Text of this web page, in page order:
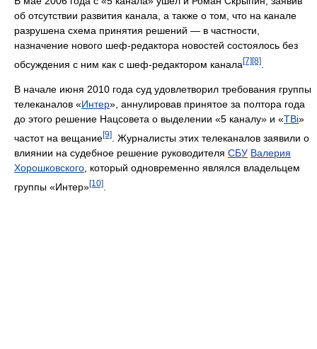
об отсутствии развития канала, а также о том, что на канале
разрушена схема принятия решений — в частности,
назначение нового шеф-редактора новостей состоялось без
обсуждения с ним как с шеф-редактором канала[7][8]
В начале июня 2010 года суд удовлетворил требования группы
телеканалов «Интер», аннулировав принятое за полтора года
до этого решение Нацсовета о выделении «5 каналу» и «ТВі»
частот на вещание[9]
. Журналисты этих телеканалов заявили о
влиянии на судебное решение руководителя СБУ Валерия
Хорошковского , который одновременно являлся владельцем
группы «Интер»[10]